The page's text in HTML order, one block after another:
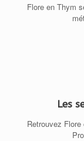
Flore en Thym
Les
Retrouvez Flore